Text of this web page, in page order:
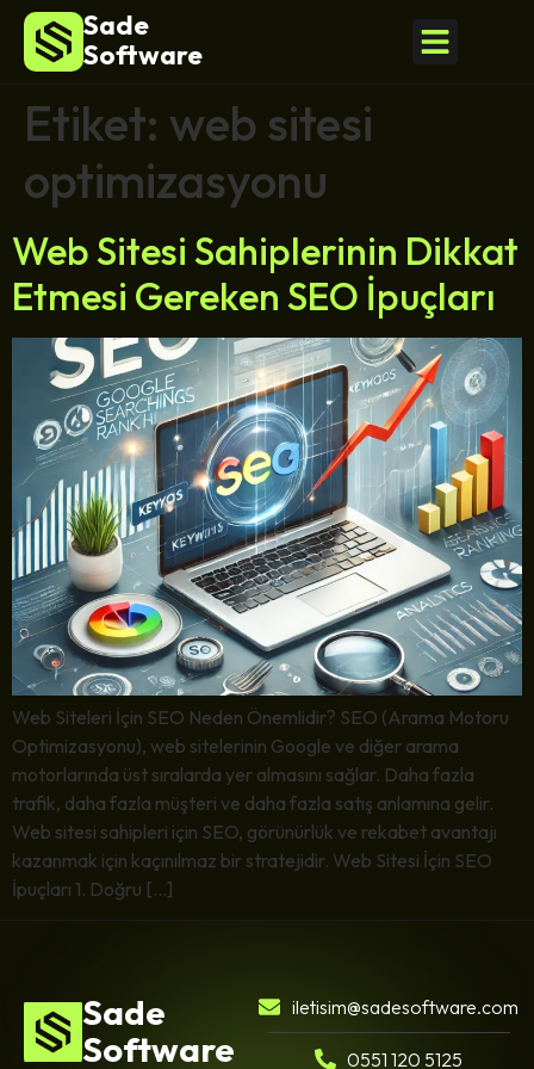
Sade
Software
Etiket: web sitesi
optimizasyonu
Web Sitesi Sahiplerinin Dikkat
Etmesi Gereken SEO İpuçları
Web Siteleri İçin SEO Neden Önemlidir? SEO (Arama Motoru
Optimizasyonu), web sitelerinin Google ve diğer arama
motorlarında üst sıralarda yer almasını sağlar. Daha fazla
trafik, daha fazla müşteri ve daha fazla satış anlamına gelir.
Web sitesi sahipleri için SEO, görünürlük ve rekabet avantajı
kazanmak için kaçınılmaz bir stratejidir. Web Sitesi İçin SEO
İpuçları 1. Doğru […]
Sade
Software
iletisim@sadesoftware.com
0551 120 5125